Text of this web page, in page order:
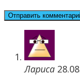
Лариса